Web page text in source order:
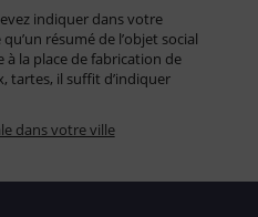
indiquer dans votre
résumé de l’objet social
à la place de fabrication de
tartes, il suffit d’indiquer
dans votre ville